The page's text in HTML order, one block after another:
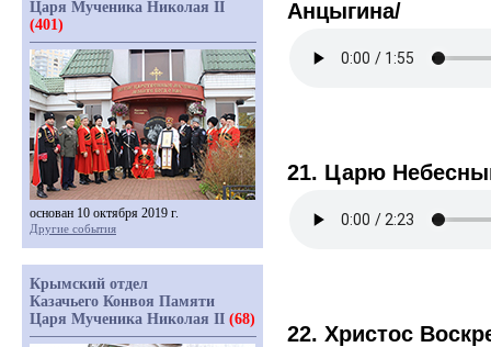
Анцыгина/
21. Царю
22. Христос
Царя Мученика Николая II
(401)
основан 10 октября 2019 г.
Другие события
Крымский отдел
Казачьего Конвоя Памяти
Царя Мученика Николая II (68)